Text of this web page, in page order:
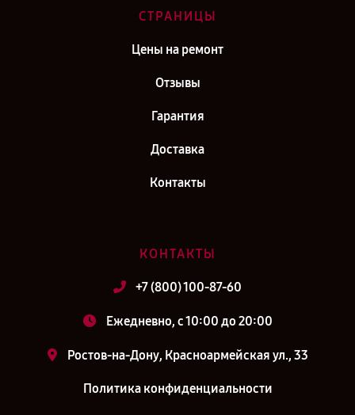
СТРАНИЦЫ
Цены на ремонт
Отзывы
Гарантия
Доставка
Контакты
КОНТАКТЫ
+7 (800) 100-87-60
Ежедневно, с 10:00 до 20:00
Ростов-на-Дону, Красноармейская ул., 33
Политика конфиденциальности